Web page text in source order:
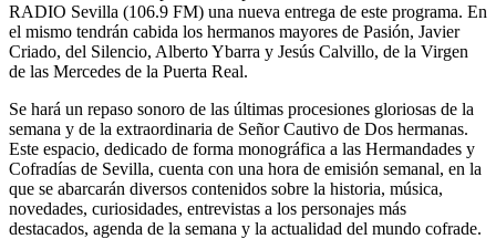
RADIO Sevilla (106.9 FM) una nueva entrega de este programa. En
el mismo tendrán cabida los hermanos mayores de Pasión, Javier
Criado, del Silencio, Alberto Ybarra y Jesús Calvillo, de la Virgen
de las Mercedes de la Puerta Real.
Se hará un repaso sonoro de las últimas procesiones gloriosas de la
semana y de la extraordinaria de Señor Cautivo de Dos hermanas.
Este espacio, dedicado de forma monográfica a las Hermandades y
Cofradías de Sevilla, cuenta con una hora de emisión semanal, en la
que se abarcarán diversos contenidos sobre la historia, música,
novedades, curiosidades, entrevistas a los personajes más
destacados, agenda de la semana y la actualidad del mundo cofrade.